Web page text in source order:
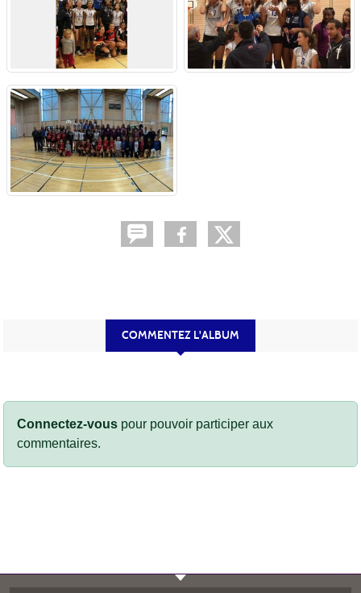
COMMENTEZ L'ALBUM
Connectez-vous pour pouvoir participer aux
commentaires.